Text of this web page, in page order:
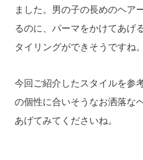
ました。男の子の長めのヘア
るのに、パーマをかけてあげ
タイリングができそうですね。
今回ご紹介したスタイルを参
の個性に合いそうなお洒落な
あげてみてくださいね。